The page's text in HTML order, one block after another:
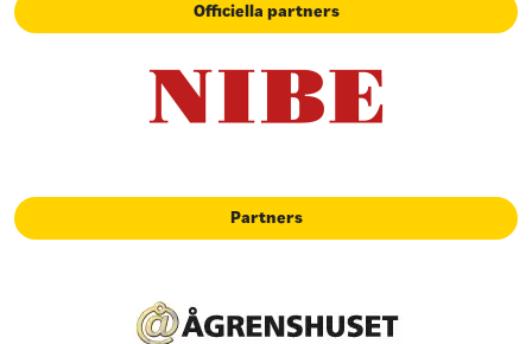
Officiella partners
Partners